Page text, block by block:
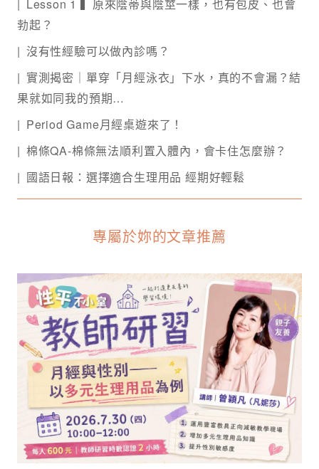
Lesson 1 ▍原來陰蒂與陰莖一樣，也有包皮、也會
勃起？
沒有性經驗可以做內診嗎？
實測揭密｜單穿「月經泳衣」下水，真的不會漏？結
果就如同我的預期…
Period Game月經桌遊來了！
棉條QA-棉條無法順利置入體內，會卡住怎麼辦？
國語日報：選擇適合生理用品 經期好輕鬆
專屬於妳的文章推薦